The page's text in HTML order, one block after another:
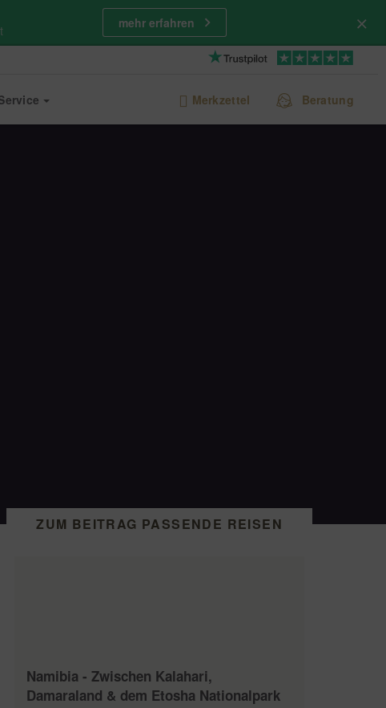
mehr erfahren
Merkzettel Beratung
ZUM BEITRAG PASSENDE REISEN
Namibia - Zwischen Kalahari,
Damaraland & dem Etosha Nationalpark